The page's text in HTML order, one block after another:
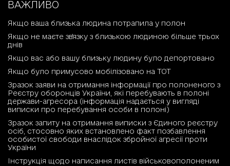
ВАЖЛИВО
Якщо ваша близька людина потрапила у полон
Якщо не маєте зв'язку з близькою людиною більше трьох
днів
Якщо вас або вашу близьку людину було депортовано
Якщо було примусово мобілізовано на ТОТ
Зразок заяви на отримання інформації про полоненого з
Реєстру оборонців України, які перебувають в полоні
держави-агресора (інформація надається у вигляді
виписки про перебування особи в полоні)
Зразок запиту на отримання виписки з Єдиного реєстру
осіб, стосовно яких встановлено факт позбавлення
особистої свободи внаслідок збройної агресії проти
України
Інструкція щодо написання листів військовополоненим